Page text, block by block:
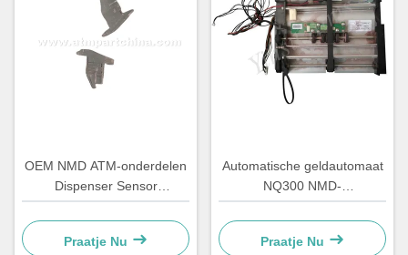
OEM NMD ATM-onderdelen
Dispenser Sensor
Diodehouder A001486
Praatje Nu
Automatische geldautomaat
NQ300 NMD-
onderdeeldetectormodule
A011263 voor
bankapparatuur
Praatje Nu